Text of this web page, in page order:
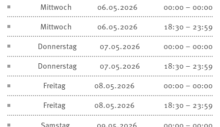
Mittwoch
06.05.2026
00:00 – 00:00
Mittwoch
06.05.2026
18:30 – 23:59
Donnerstag
07.05.2026
00:00 – 00:00
Donnerstag
07.05.2026
18:30 – 23:59
Freitag
08.05.2026
00:00 – 00:00
Freitag
08.05.2026
18:30 – 23:59